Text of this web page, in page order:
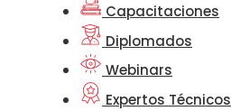
Capacitaciones
Diplomados
Webinars
Expertos Técnicos